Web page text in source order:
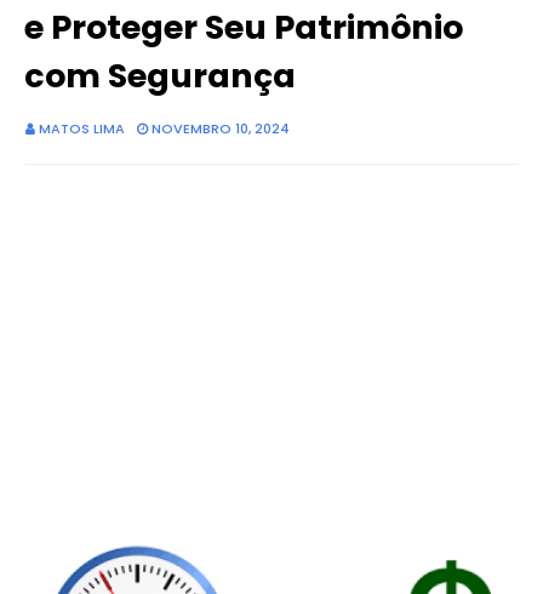
e Proteger Seu Patrimônio
com Segurança
MATOS LIMA NOVEMBRO 10, 2024